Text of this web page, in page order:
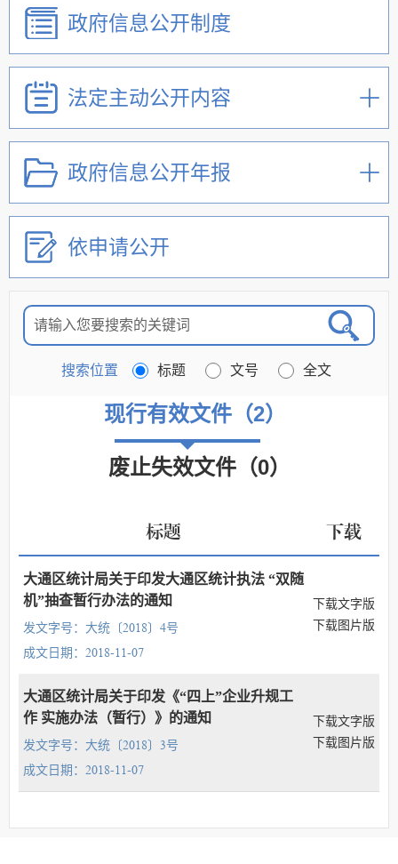
政府信息公开制度
法定主动公开内容
政府信息公开年报
依申请公开
搜索位置 标题 文号 全文
现行有效文件（2）
废止失效文件（0）
标题 下载
大通区统计局关于印发大通区统计执法 “双随
机”抽查暂行办法的通知
发文字号：大统〔2018〕4号
成文日期：2018-11-07
下载文字版
下载图片版
大通区统计局关于印发《“四上”企业升规工
作 实施办法（暂行）》的通知
发文字号：大统〔2018〕3号
成文日期：2018-11-07
下载文字版
下载图片版